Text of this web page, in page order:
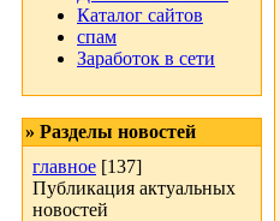
Каталог сайтов
спам
Заработок в сети
» Разделы новостей
главное [137]
Публикация актуальных
новостей